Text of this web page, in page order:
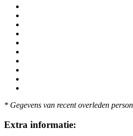
* Gegevens van recent overleden
Extra informatie: